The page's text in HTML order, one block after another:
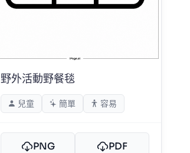
野外活動野餐毯
兒童 簡單 容易
PNG PDF